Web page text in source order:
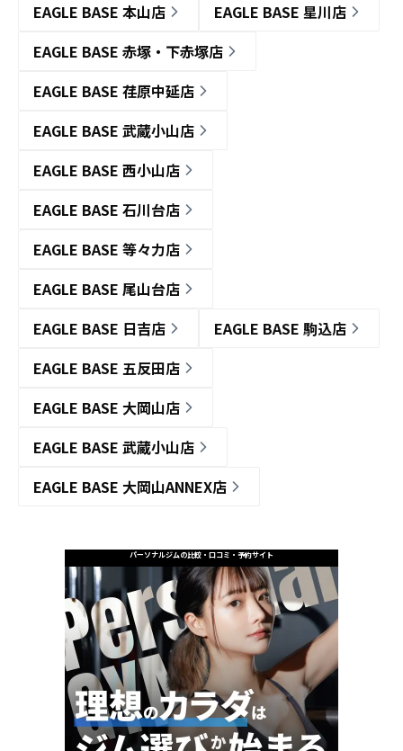
EAGLE BASE 本山店
EAGLE BASE 星川店
EAGLE BASE 赤塚・下赤塚店
EAGLE BASE 荏原中延店
EAGLE BASE 武蔵小山店
EAGLE BASE 西小山店
EAGLE BASE 石川台店
EAGLE BASE 等々力店
EAGLE BASE 尾山台店
EAGLE BASE 日吉店
EAGLE BASE 駒込店
EAGLE BASE 五反田店
EAGLE BASE 大岡山店
EAGLE BASE 武蔵小山店
EAGLE BASE 大岡山ANNEX店
パーソナルジムの比較・口コミ・予約サイト